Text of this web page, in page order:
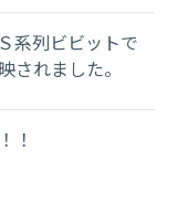
系列ビビットで
されました。
！